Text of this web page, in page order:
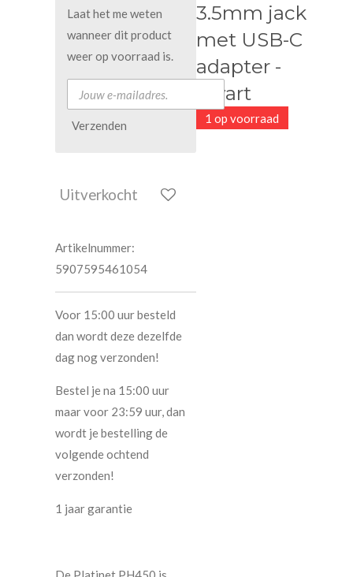
3.5mm jack
met USB-C
adapter -
Zwart
1 op voorraad
Laat het me weten
wanneer dit product
weer op voorraad is.
Verzenden
Uitverkocht
Artikelnummer:
5907595461054
Voor 15:00 uur besteld
dan wordt deze dezelfde
dag nog verzonden!
Bestel je na 15:00 uur
maar voor 23:59 uur, dan
wordt je bestelling de
volgende ochtend
verzonden!
1 jaar garantie